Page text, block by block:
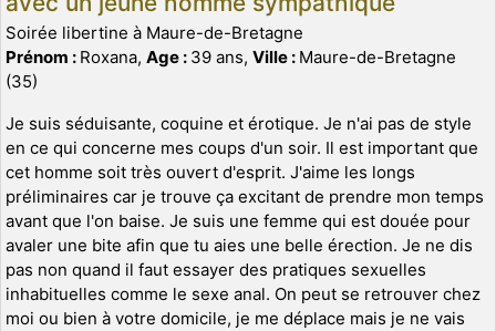
Soirée libertine à Maure-de-Bretagne
Prénom : Roxana, Age : 39 ans, Ville : Maure-de-Bretagne
(35)
Je suis séduisante, coquine et érotique. Je n'ai pas de style
en ce qui concerne mes coups d'un soir. Il est important que
cet homme soit très ouvert d'esprit. J'aime les longs
préliminaires car je trouve ça excitant de prendre mon temps
avant que l'on baise. Je suis une femme qui est douée pour
avaler une bite afin que tu aies une belle érection. Je ne dis
pas non quand il faut essayer des pratiques sexuelles
inhabituelles comme le sexe anal. On peut se retrouver chez
moi ou bien à votre domicile, je me déplace mais je ne vais